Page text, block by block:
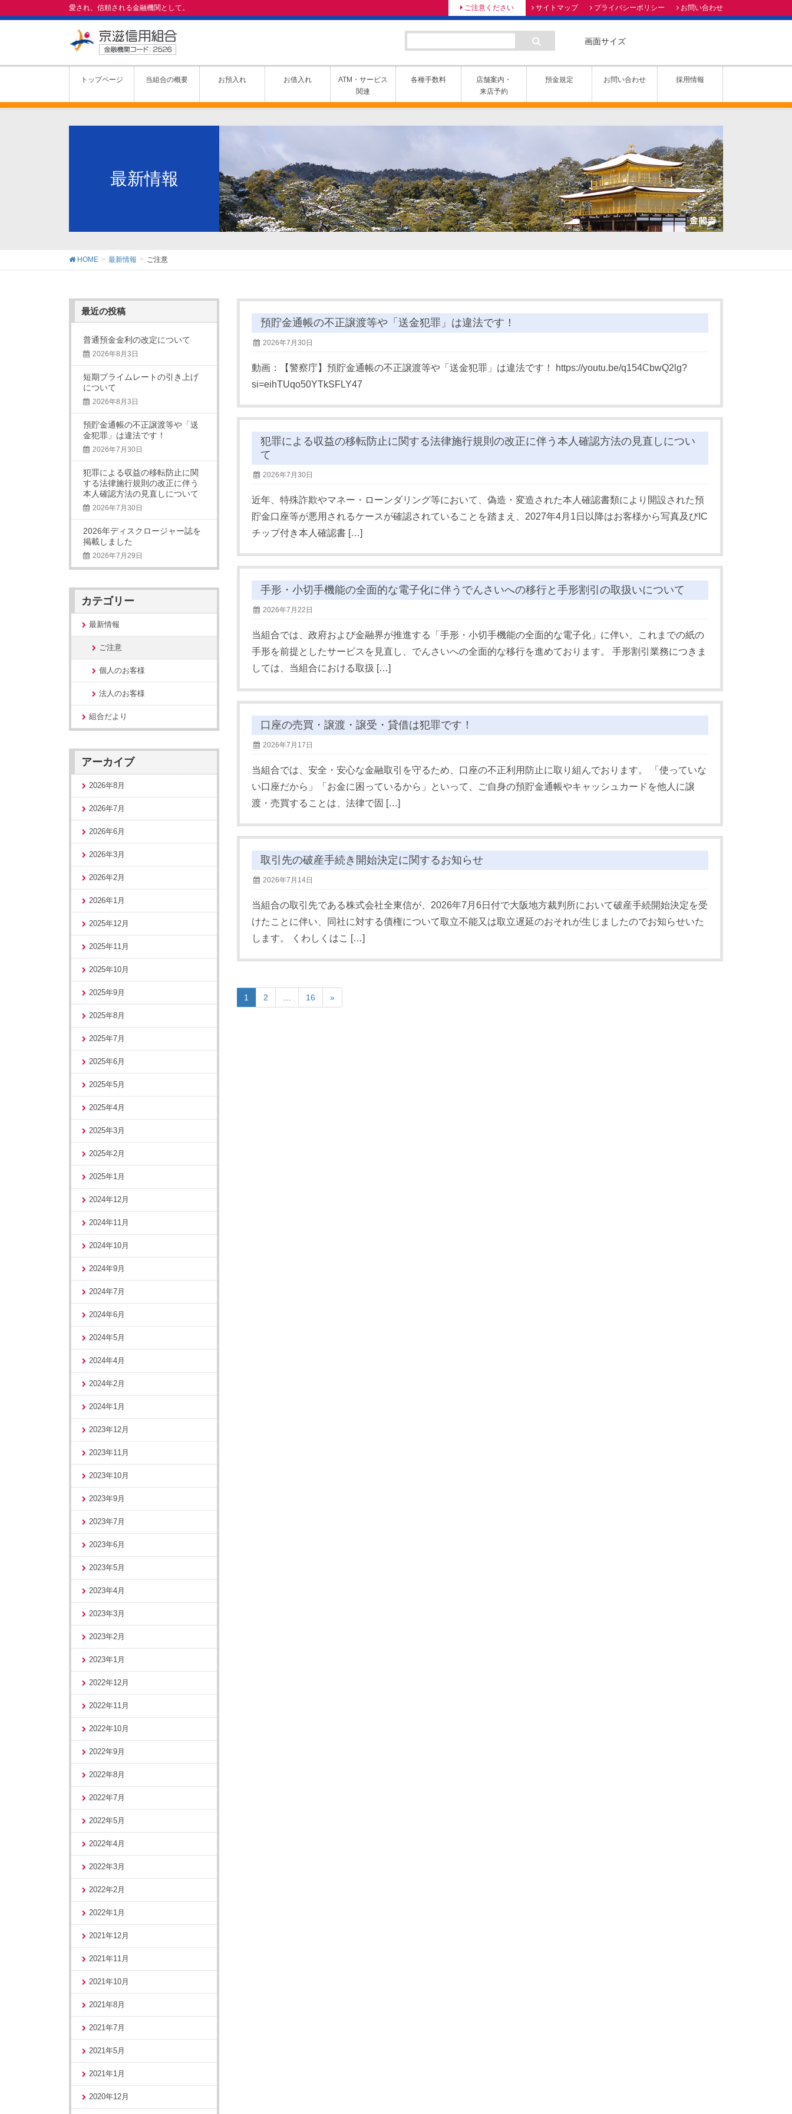
愛され、信頼される金融機関として。 ご注意ください サイトマップ プライバシーポリシー お問い合わせ
画面サイズ
トップページ 当組合の概要 お預入れ お借入れ
ATM・サービス
関連
各種手数料
店舗案内・
来店予約
預金規定 お問い合わせ 採用情報
最新情報
HOME 最新情報 ご注意
預貯金通帳の不正譲渡等や「送金犯罪」は違法です！
2026年7月30日
動画：【警察庁】預貯金通帳の不正譲渡等や「送金犯罪」は違法です！ https://youtu.be/q154CbwQ2lg?
si=eihTUqo50YTkSFLY47
犯罪による収益の移転防止に関する法律施行規則の改正に伴う本人確認方法の見直しについ
て
2026年7月30日
近年、特殊詐欺やマネー・ローンダリング等において、偽造・変造された本人確認書類により開設された預
貯金口座等が悪用されるケースが確認されていることを踏まえ、2027年4月1日以降はお客様から写真及びIC
チップ付き本人確認書 […]
手形・小切手機能の全面的な電子化に伴うでんさいへの移行と手形割引の取扱いについて
2026年7月22日
当組合では、政府および金融界が推進する「手形・小切手機能の全面的な電子化」に伴い、これまでの紙の
手形を前提としたサービスを見直し、でんさいへの全面的な移行を進めております。 手形割引業務につきま
しては、当組合における取扱 […]
口座の売買・譲渡・譲受・貸借は犯罪です！
2026年7月17日
当組合では、安全・安心な金融取引を守るため、口座の不正利用防止に取り組んでおります。 「使っていな
い口座だから」「お金に困っているから」といって、ご自身の預貯金通帳やキャッシュカードを他人に譲
渡・売買することは、法律で固 […]
取引先の破産手続き開始決定に関するお知らせ
2026年7月14日
当組合の取引先である株式会社全東信が、2026年7月6日付で大阪地方裁判所において破産手続開始決定を受
けたことに伴い、同社に対する債権について取立不能又は取立遅延のおそれが生じましたのでお知らせいた
します。 くわしくはこ […]
1 2 16 »
最近の投稿
普通預金金利の改定について
2026年8月3日
短期プライムレートの引き上げ
について
2026年8月3日
預貯金通帳の不正譲渡等や「送
金犯罪」は違法です！
2026年7月30日
犯罪による収益の移転防止に関
する法律施行規則の改正に伴う
本人確認方法の見直しについて
2026年7月30日
2026年ディスクロージャー誌を
掲載しました
2026年7月29日
カテゴリー
最新情報
ご注意
個人のお客様
法人のお客様
組合だより
アーカイブ
2026年8月
2026年7月
2026年6月
2026年3月
2026年2月
2026年1月
2025年12月
2025年11月
2025年10月
2025年9月
2025年8月
2025年7月
2025年6月
2025年5月
2025年4月
2025年3月
2025年2月
2025年1月
2024年12月
2024年11月
2024年10月
2024年9月
2024年7月
2024年6月
2024年5月
2024年4月
2024年2月
2024年1月
2023年12月
2023年11月
2023年10月
2023年9月
2023年7月
2023年6月
2023年5月
2023年4月
2023年3月
2023年2月
2023年1月
2022年12月
2022年11月
2022年10月
2022年9月
2022年8月
2022年7月
2022年5月
2022年4月
2022年3月
2022年2月
2022年1月
2021年12月
2021年11月
2021年10月
2021年8月
2021年7月
2021年5月
2021年1月
2020年12月